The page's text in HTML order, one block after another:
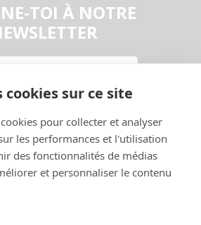
TOI À NOTRE
vous acceptez la
S'abonner
cookies sur ce site
pour collecter et analyser
les performances et l'utilisation
des fonctionnalités de médias
et personnaliser le contenu